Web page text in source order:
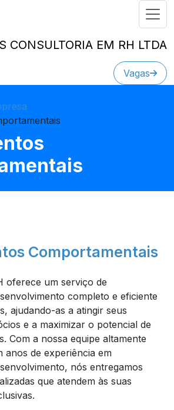
Vagas
Comportamentais
oferece um serviço de
completo e eficiente
ajudando-as a atingir seus
e a maximizar o potencial de
Com a nossa equipe altamente
anos de experiência em
nós entregamos
que atendem às suas